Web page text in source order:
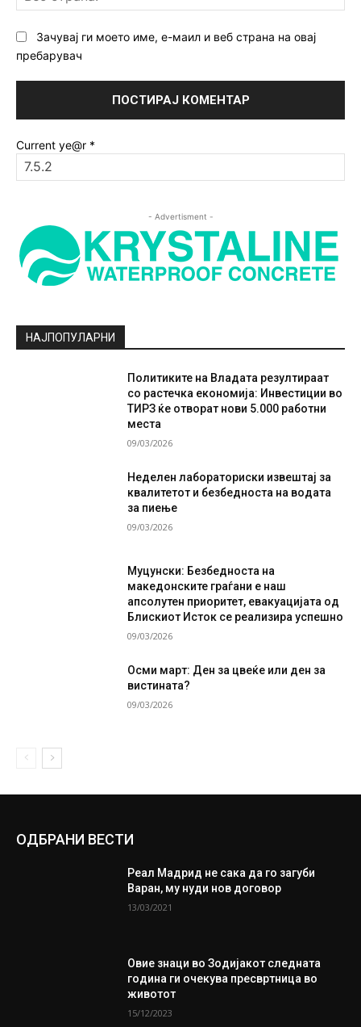
Зачувај ги моето име, е-маил и веб страна на овај
пребарувач
Current ye@r *
- Advertisment -
НАЈПОПУЛАРНИ
Политиките на Владата резултираат
со растечка економија: Инвестиции во
ТИРЗ ќе отворат нови 5.000 работни
места
09/03/2026
Неделен лабораториски извештај за
квалитетот и безбедноста на водата
за пиење
09/03/2026
Муцунски: Безбедноста на
македонските граѓани е наш
апсолутен приоритет, евакуацијата од
Блискиот Исток се реализира успешно
09/03/2026
Осми март: Ден за цвеќе или ден за
вистината?
09/03/2026
ОДБРАНИ ВЕСТИ
Реал Мадрид не сака да го загуби
Варан, му нуди нов договор
13/03/2021
Овие знаци во Зодијакот следната
година ги очекува пресвртница во
животот
15/12/2023